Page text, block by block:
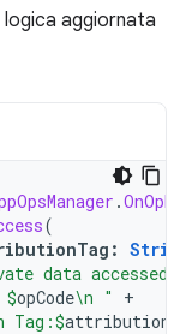
aggiornata
.
(
:
data
$opCode\n "
+
Tag:$